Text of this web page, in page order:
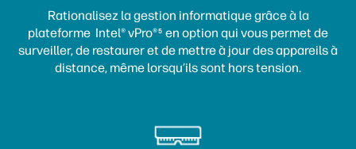
Rationalisez la gestion informatique grâce à la
plateforme Intel® vPro®5 en option qui vous permet de
surveiller, de restaurer et de mettre à jour des appareils à
distance, même lorsqu’ils sont hors tension.